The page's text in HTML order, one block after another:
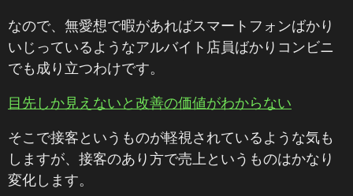
なので、無愛想で暇があればスマートフォンばかり
いじっているようなアルバイト店員ばかりコンビニ
でも成り立つわけです。
目先しか見えないと改善の価値がわからない
そこで接客というものが軽視されているような気も
しますが、接客のあり方で売上というものはかなり
変化します。